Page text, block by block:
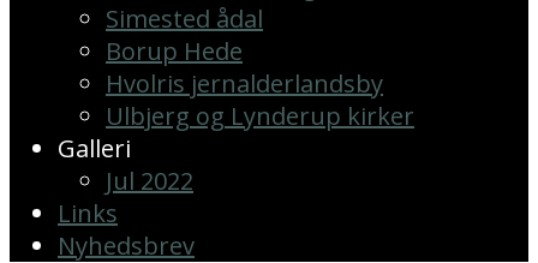
Simested ådal
Borup Hede
Hvolris jernalderlandsby
Ulbjerg og Lynderup kirker
Galleri
Jul 2022
Links
Nyhedsbrev